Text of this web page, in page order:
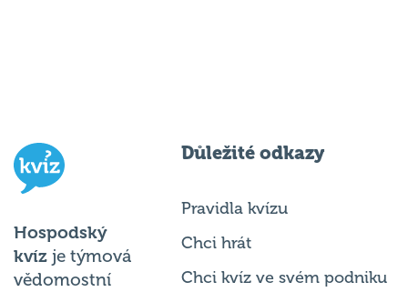
Hospodský
kvíz je týmová
vědomostní
Důležité odkazy
Pravidla kvízu
Chci hrát
Chci kvíz ve svém podniku